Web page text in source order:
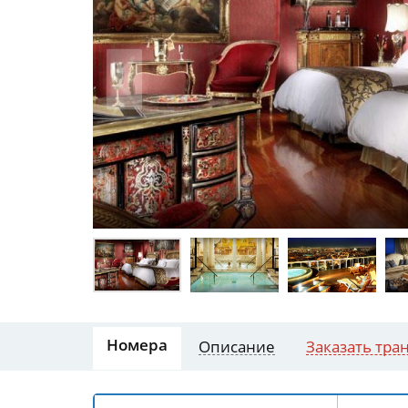
Номера Описание Заказать